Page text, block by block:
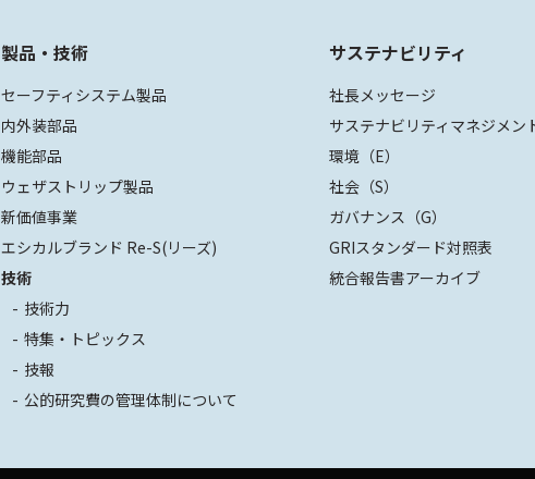
製品・技術
セーフティシステム製品
内外装部品
機能部品
ウェザストリップ製品
新価値事業
エシカルブランド Re-S(リーズ)
技術
技術力
特集・トピックス
技報
公的研究費の管理体制について
サステナビリティ
社長メッセージ
サステナビリティマネジメン
環境（E）
社会（S）
ガバナンス（G）
GRIスタンダード対照表
統合報告書アーカイブ